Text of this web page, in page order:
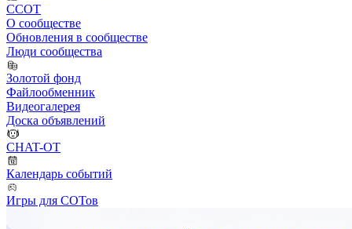
ССОТ
О сообществе
Обновления в сообществе
Люди сообщества
Золотой фонд
Файлообменник
Видеогалерея
Доска объявлений
CHAT-OT
Календарь событий
Игры для СОТов